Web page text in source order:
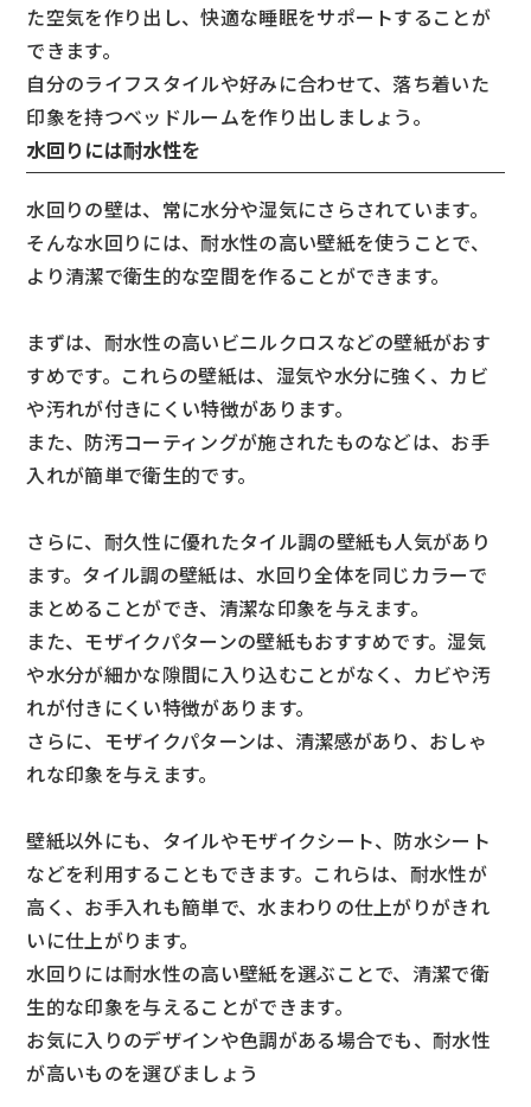
た空気を作り出し、快適な睡眠をサポートすることが
できます。
自分のライフスタイルや好みに合わせて、落ち着いた
印象を持つベッドルームを作り出しましょう。
水回りには耐水性を
水回りの壁は、常に水分や湿気にさらされています。
そんな水回りには、耐水性の高い壁紙を使うことで、
より清潔で衛生的な空間を作ることができます。
まずは、耐水性の高いビニルクロスなどの壁紙がおす
すめです。これらの壁紙は、湿気や水分に強く、カビ
や汚れが付きにくい特徴があります。
また、防汚コーティングが施されたものなどは、お手
入れが簡単で衛生的です。
さらに、耐久性に優れたタイル調の壁紙も人気があり
ます。タイル調の壁紙は、水回り全体を同じカラーで
まとめることができ、清潔な印象を与えます。
また、モザイクパターンの壁紙もおすすめです。湿気
や水分が細かな隙間に入り込むことがなく、カビや汚
れが付きにくい特徴があります。
さらに、モザイクパターンは、清潔感があり、おしゃ
れな印象を与えます。
壁紙以外にも、タイルやモザイクシート、防水シート
などを利用することもできます。これらは、耐水性が
高く、お手入れも簡単で、水まわりの仕上がりがきれ
いに仕上がります。
水回りには耐水性の高い壁紙を選ぶことで、清潔で衛
生的な印象を与えることができます。
お気に入りのデザインや色調がある場合でも、耐水性
が高いものを選びましょう